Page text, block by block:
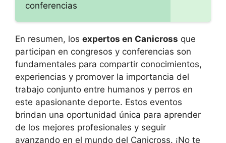
conferencias
En resumen, los expertos en Canicross que
participan en congresos y conferencias son
fundamentales para compartir conocimientos,
experiencias y promover la importancia del
trabajo conjunto entre humanos y perros en
este apasionante deporte. Estos eventos
brindan una oportunidad única para aprender
de los mejores profesionales y seguir
avanzando en el mundo del Canicross. ¡No te